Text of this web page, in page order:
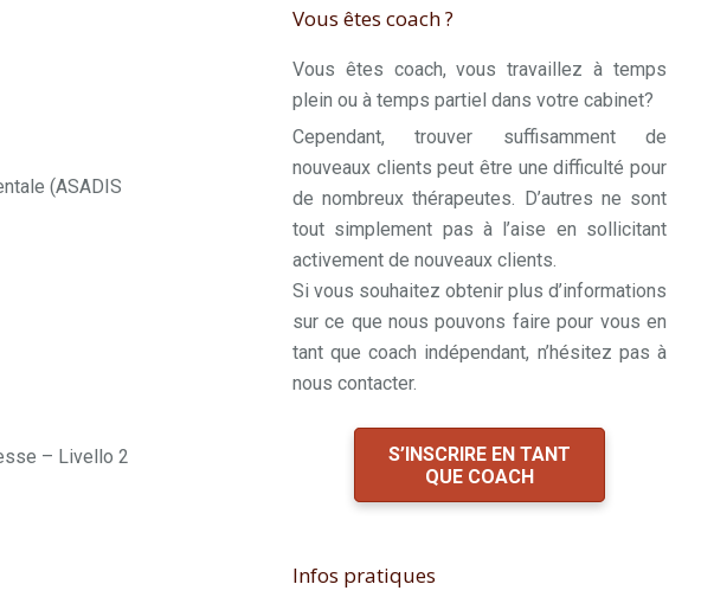
(ASADIS
– Livello 2
Vous êtes coach ?
Vous êtes coach, vous travaillez à temps
plein ou à temps partiel dans votre cabinet?
Cependant, trouver suffisamment de
nouveaux clients peut être une difficulté pour
de nombreux thérapeutes. D’autres ne sont
tout simplement pas à l’aise en sollicitant
activement de nouveaux clients.
Si vous souhaitez obtenir plus d’informations
sur ce que nous pouvons faire pour vous en
tant que coach indépendant, n’hésitez pas à
nous contacter.
S’INSCRIRE EN TANT
QUE COACH
Infos pratiques